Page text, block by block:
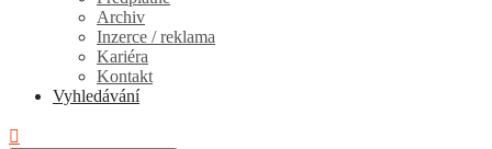
Archiv
Inzerce / reklama
Kariéra
Kontakt
Vyhledávání